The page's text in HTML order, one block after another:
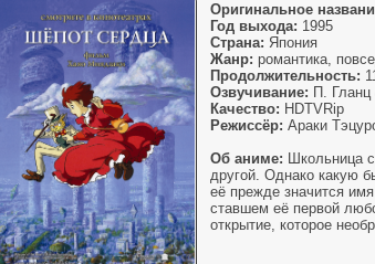
Оригинальное
Год выхода: 1995
Страна: Япония
Жанр: романтика,
Продолжительность:
Озвучивание: П.
Качество: HDTVRip
Режиссёр: Араки
Об аниме: Школьница
другой. Однако какую
её прежде значится
ставшем её первой
открытие, которое